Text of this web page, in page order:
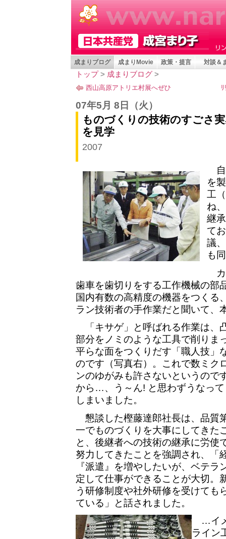
成まりブログ 成まりMovie 政策・提言 対談＆
トップ> 成まりブログ >
西山高原アトリエ村展へぜひ
07年5月 8日 （火）
ものづくりの技術のすごさ
を見学
2007
自
を
工
ね
継
て
議
も
カ
歯車を歯切りをする工作機械の部
国内有数の高精度の機器をつくる
ラン技術者の手作業だと聞いて、
「キサゲ」と呼ばれる作業は、
部分をノミのような工具で削りま
平らな面をつくりだす「職人技」
のです（写真右）。これで数ミク
ンのゆがみも許さないというので
から…、う～ん! と思わずうなって
しまいました。
懇談した樫藤達郎社長は、品質
一でものづくりを大事にしてきた
と、後継者への技術の継承に労使
努力してきたことを強調され、「
『派遣』を増やしたいが、ベテ
定して仕事ができることが大切。
う研修制度や社外研修を受けても
ている」と話されました。
…イメ
ライン